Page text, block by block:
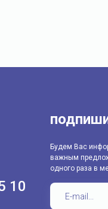
10
Будем Вас
важным
одного раза в